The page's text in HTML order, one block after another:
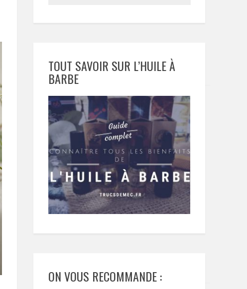
TOUT SAVOIR SUR L’HUILE À
BARBE
ON VOUS RECOMMANDE :